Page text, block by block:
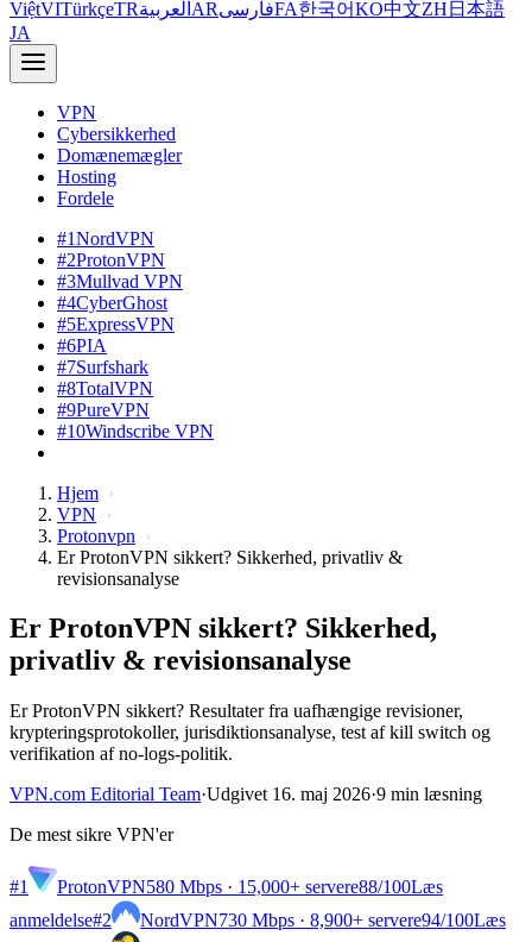
ViệtVITürkçeTRالعربية ARفارسیFA한국어KO中文ZH 日本語
JA
VPN
Cybersikkerhed
Domænemægler
Hosting
Fordele
#1NordVPN
#2ProtonVPN
#3Mullvad VPN
#4CyberGhost
#5ExpressVPN
#6PIA
#7Surfshark
#8TotalVPN
#9PureVPN
#10Windscribe VPN
Hjem
VPN
Protonvpn
Er ProtonVPN sikkert? Sikkerhed, privatliv &
revisionsanalyse
Er ProtonVPN sikkert? Sikkerhed,
privatliv & revisionsanalyse
Er ProtonVPN sikkert? Resultater fra uafhængige revisioner,
krypteringsprotokoller, jurisdiktionsanalyse, test af kill switch og
verifikation af no-logs-politik.
VPN.com Editorial Team·Udgivet 16. maj 2026·9 min læsning
De mest sikre VPN'er
#1 ProtonVPN580 Mbps · 15,000+ servere88/100Læs
anmeldelse#2 NordVPN730 Mbps · 8,900+ servere94/100Læs